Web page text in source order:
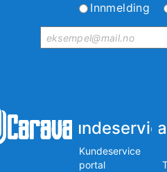
Innmelding
Kundeservice
portal